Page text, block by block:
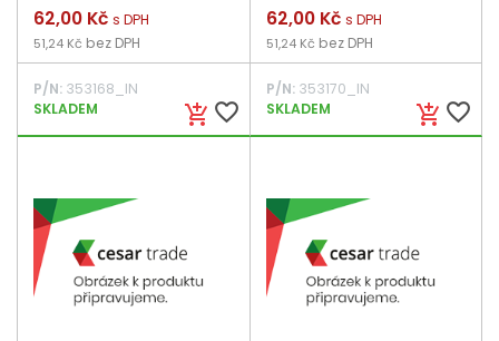
add_shopping_cart favorite_border
Cena
62,00 Kč s DPH
51,24 Kč bez DPH
P/N: 353168_IN
SKLADEM
add_shopping_cart favorite_border
Cena
62,00 Kč s DPH
51,24 Kč bez DPH
P/N:353170_IN
SKLADEM